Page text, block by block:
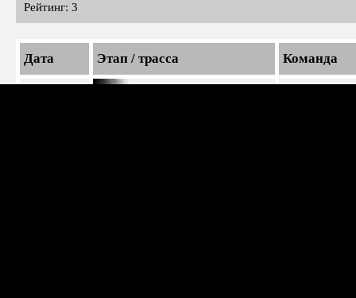
Рейтинг: 3
Дата Этап / трасса Команда